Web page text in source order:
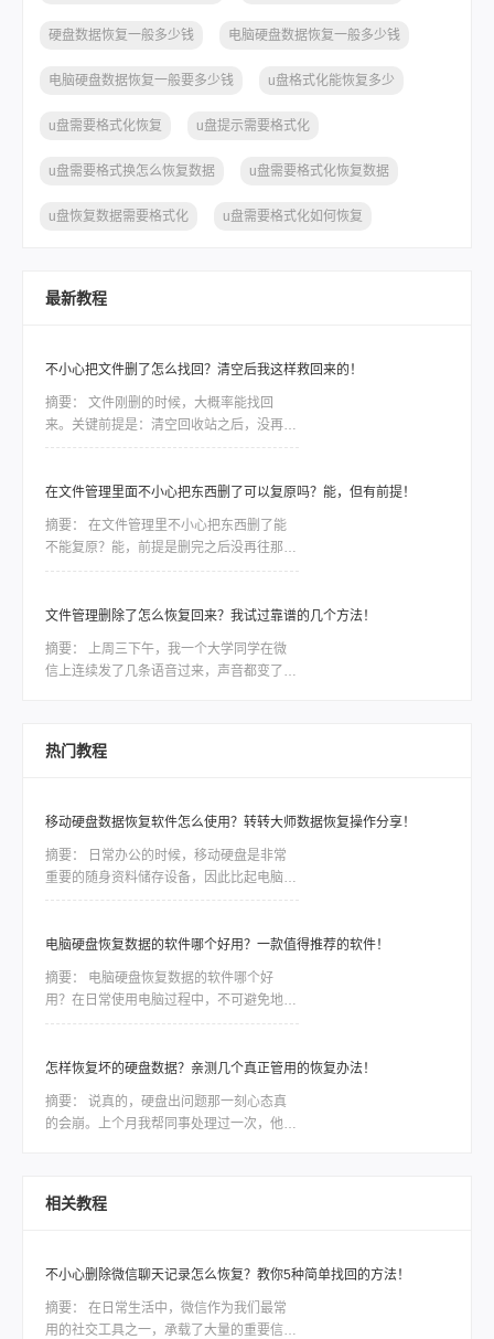
硬盘数据恢复一般多少钱 电脑硬盘数据恢复一般多少钱
电脑硬盘数据恢复一般要多少钱 u盘格式化能恢复多少
u盘需要格式化恢复 u盘提示需要格式化
u盘需要格式换怎么恢复数据 u盘需要格式化恢复数据
u盘恢复数据需要格式化 u盘需要格式化如何恢复
最新教程
不小心把文件删了怎么找回？清空后我这样救回来的！
摘要：
来。关键前提是：清空回收站之后，没再往
这个盘里存过新东西。因为文件删除只是把
入新数据把原位置盖住了，就真的没了。所
盘。
在文件管理里面不小心把东西删了可以复原吗？能，但有前提！
摘要：
不能复原？能，前提是删完之后没再往那个
盘里存过新东西。文件删除只是把磁盘空间
还在。这个前提直接决定了你能不能救回
事阿杰电话里声音都有点抖——他老婆在文
件管理器里整理旅行照片，手一滑把整个文
文件管理删除了怎么恢复回来？我试过靠谱的几个方法！
摘要：
信上连续发了几条语音过来，声音都变了，
个盘里拷东西没有？”她说没有，还没来得
多小时。这篇我就从那天的经验开始，把判
断方法和具体操作按步骤讲清楚。
热门教程
移动硬盘数据恢复软件怎么使用？转转大师数据恢复操作分享！
摘要：
重要的随身资料储存设备，因此比起电脑本
地的硬盘，移动硬盘更加容易出现数据丢
备份，那么造成的损失将是难以估量的，因
常大，今天我们就针对转转数据恢复大师数
据恢复这款软件，讲讲如何利用工具恢复丢
电脑硬盘恢复数据的软件哪个好用？一款值得推荐的软件！
摘要：
用？在日常使用电脑过程中，不可避免地会
遇到电脑硬盘数据丢失或损坏的情况。无论
们都面临着一种紧迫感，需要尽快找到一款
而，市面上各种各样的电脑硬盘恢复软件让
人眼花缭乱，我们应该如何选择呢？本文将
怎样恢复坏的硬盘数据？亲测几个真正管用的恢复办法！
摘要：
的会崩。上个月我帮同事处理过一次，他那
据？后来折腾了大半天才把东西捞回来大部
付费的顺序，把我试过靠谱的几个方法都告
诉你，重点解决怎样恢复坏的硬盘数据这个
问题。
相关教程
不小心删除微信聊天记录怎么恢复？教你5种简单找回的方法！
摘要：
用的社交工具之一，承载了大量的重要信息